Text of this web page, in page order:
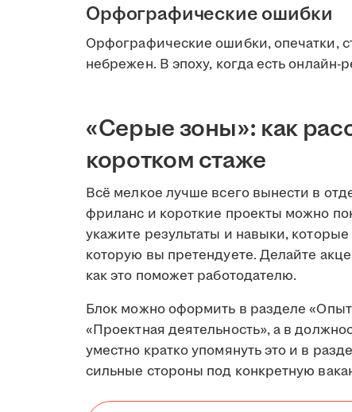
Орфографические ошибки
Орфографические ошибки, опечатки,
небрежен. В эпоху, когда есть
«Серые зоны»: как
коротком стаже
Всё мелкое лучше всего вынести в
фриланс и короткие проекты можно
укажите результаты и навыки,
которую вы претендуете. Делайте
как это поможет работодателю.
Блок можно оформить в разделе
«Проектная деятельность», а в
уместно кратко упомянуть это и в
сильные стороны под конкретную